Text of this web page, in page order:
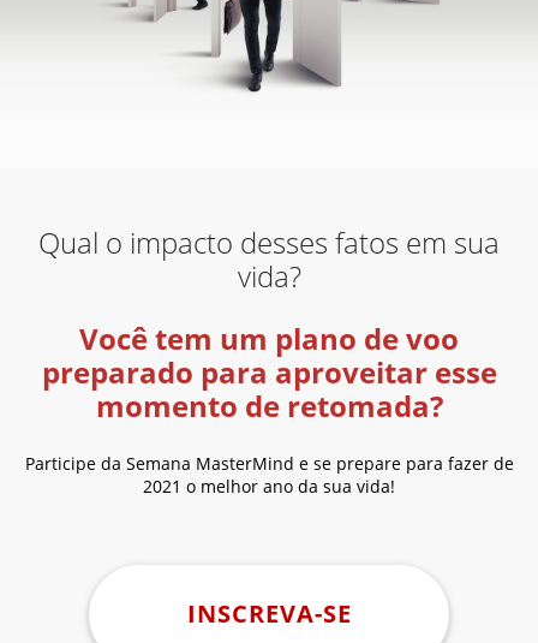
Qual o impacto desses fatos em sua
vida?
Você tem um plano de voo
preparado para aproveitar esse
momento de retomada?
Participe da Semana MasterMind e se prepare para fazer de
2021 o melhor ano da sua vida!
INSCREVA-SE